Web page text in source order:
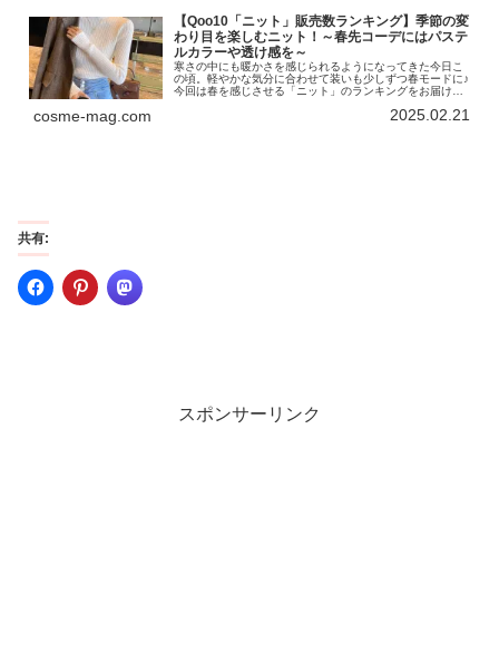
【Qoo10「ニット」販売数ランキング】季節の変
わり目を楽しむニット！～春先コーデにはパステ
ルカラーや透け感を～
寒さの中にも暖かさを感じられるようになってきた今日こ
の頃。軽やかな気分に合わせて装いも少しずつ春モードに♪
今回は春を感じさせる「ニット」のランキングをお届けし
cosme-mag.com 2025.02.21
共有:
スポンサーリンク